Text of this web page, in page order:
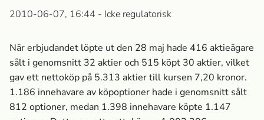
2010-06-07, 16:44 - Icke regulatorisk
När erbjudandet löpte ut den 28 maj hade 416 aktieägare
sålt i genomsnitt 32 aktier och 515 köpt 30 aktier, vilket
gav ett nettoköp på 5.313 aktier till kursen 7,20 kronor.
1.186 innehavare av köpoptioner hade i genomsnitt sålt
812 optioner, medan 1.398 innehavare köpte 1.147